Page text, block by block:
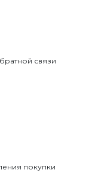
связи
покупки